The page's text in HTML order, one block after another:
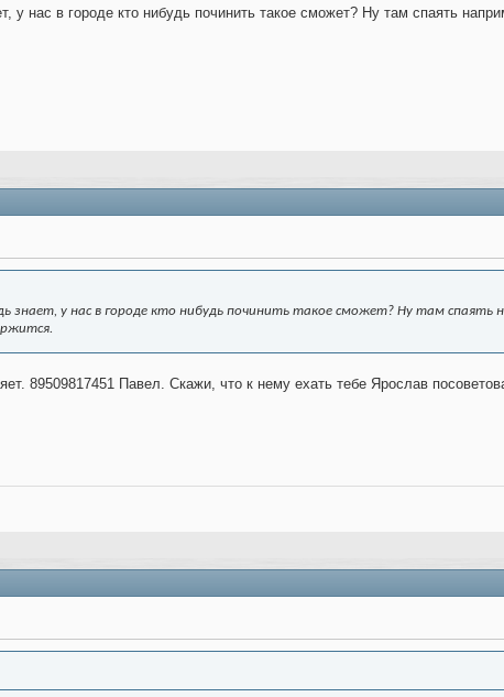
у нас в городе кто нибудь починить такое сможет? Ну там спаять
знает, у нас в городе кто нибудь починить такое сможет? Ну там спаять
89509817451 Павел. Скажи, что к нему ехать тебе Ярослав